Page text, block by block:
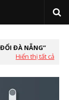
ĐÀ NẴNG
Hiển thị tất cả